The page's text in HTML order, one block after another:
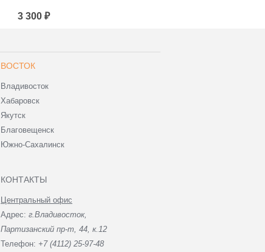
3 300 ₽
ВОСТОК
Владивосток
Хабаровск
Якутск
Благовещенск
Южно-Сахалинск
КОНТАКТЫ
Центральный офис
Адрес: г.Владивосток,
Партизанский пр-т, 44, к.12
Телефон: +7 (4112) 25-97-48